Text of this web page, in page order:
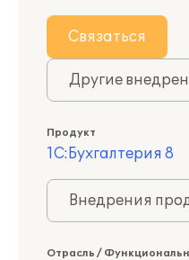
Связаться
Другие
Продукт
1С:Бухгалтерия 8
Внедрения
Отрасль /